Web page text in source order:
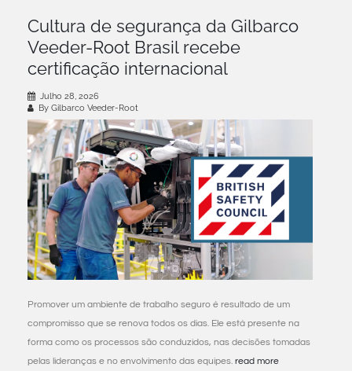
Asia Pacific
Australia
South East Asia
Cultura de segurança da Gilbarco
Veeder-Root Brasil recebe
certificação internacional
Julho 28, 2026
By Gilbarco Veeder-Root
Promover um ambiente de trabalho seguro é resultado de um
compromisso que se renova todos os dias. Ele está presente na
forma como os processos são conduzidos, nas decisões tomadas
pelas lideranças e no envolvimento das equipes. read more